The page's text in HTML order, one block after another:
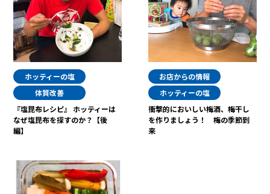
ホッティーの塩
体質改善
『塩昆布レシピ』 ホッティーは
なぜ塩昆布を探すのか？【後
編】
お店からの情報
ホッティーの塩
衝撃的においしい梅酒、梅干し
を作りましょう！ 梅の季節到
来